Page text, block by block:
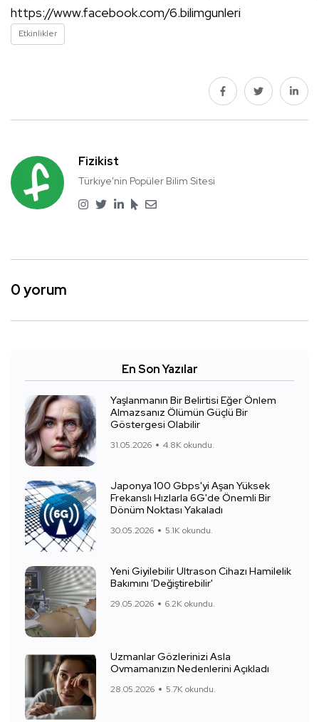
https://www.facebook.com/6.bilimgunleri
Etkinlikler
Fizikist
Türkiye'nin Popüler Bilim Sitesi
0 yorum
En Son Yazılar
Yaşlanmanın Bir Belirtisi Eğer Önlem
Almazsanız Ölümün Güçlü Bir
Göstergesi Olabilir
31.05.2026 4.8K okundu.
Japonya 100 Gbps'yi Aşan Yüksek
Frekanslı Hızlarla 6G'de Önemli Bir
Dönüm Noktası Yakaladı
30.05.2026 5.1K okundu.
Yeni Giyilebilir Ultrason Cihazı Hamilelik
Bakımını 'Değiştirebilir'
29.05.2026 6.2K okundu.
Uzmanlar Gözlerinizi Asla
Ovmamanızın Nedenlerini Açıkladı
28.05.2026 5.7K okundu.